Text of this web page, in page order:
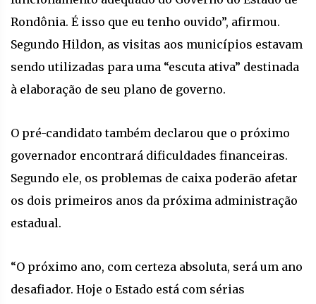
Rondônia. É isso que eu tenho ouvido”, afirmou.
Segundo Hildon, as visitas aos municípios estavam
sendo utilizadas para uma “escuta ativa” destinada
à elaboração de seu plano de governo.
O pré-candidato também declarou que o próximo
governador encontrará dificuldades financeiras.
Segundo ele, os problemas de caixa poderão afetar
os dois primeiros anos da próxima administração
estadual.
“O próximo ano, com certeza absoluta, será um ano
desafiador. Hoje o Estado está com sérias